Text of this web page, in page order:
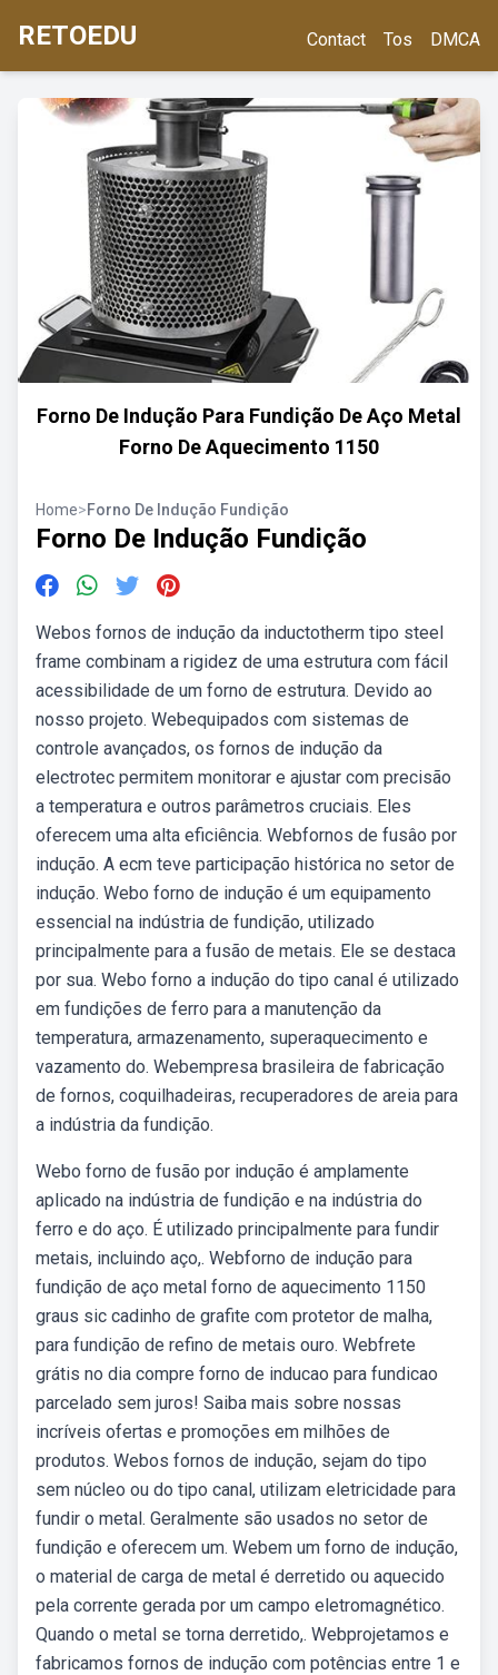
RETOEDU Contact Tos DMCA
Forno De Indução Para Fundição De Aço Metal
Forno De Aquecimento 1150
Home>Forno De Indução Fundição
Forno De Indução Fundição
Webos fornos de indução da inductotherm tipo steel
frame combinam a rigidez de uma estrutura com fácil
acessibilidade de um forno de estrutura. Devido ao
nosso projeto. Webequipados com sistemas de
controle avançados, os fornos de indução da
electrotec permitem monitorar e ajustar com precisão
a temperatura e outros parâmetros cruciais. Eles
oferecem uma alta eficiência. Webfornos de fusâo por
indução. A ecm teve participação histórica no setor de
indução. Webo forno de indução é um equipamento
essencial na indústria de fundição, utilizado
principalmente para a fusão de metais. Ele se destaca
por sua. Webo forno a indução do tipo canal é utilizado
em fundições de ferro para a manutenção da
temperatura, armazenamento, superaquecimento e
vazamento do. Webempresa brasileira de fabricação
de fornos, coquilhadeiras, recuperadores de areia para
a indústria da fundição.
Webo forno de fusão por indução é amplamente
aplicado na indústria de fundição e na indústria do
ferro e do aço. É utilizado principalmente para fundir
metais, incluindo aço,. Webforno de indução para
fundição de aço metal forno de aquecimento 1150
graus sic cadinho de grafite com protetor de malha,
para fundição de refino de metais ouro. Webfrete
grátis no dia compre forno de inducao para fundicao
parcelado sem juros! Saiba mais sobre nossas
incríveis ofertas e promoções em milhões de
produtos. Webos fornos de indução, sejam do tipo
sem núcleo ou do tipo canal, utilizam eletricidade para
fundir o metal. Geralmente são usados no setor de
fundição e oferecem um. Webem um forno de indução,
o material de carga de metal é derretido ou aquecido
pela corrente gerada por um campo eletromagnético.
Quando o metal se torna derretido,. Webprojetamos e
fabricamos fornos de indução com potências entre 1 e